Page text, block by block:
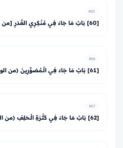
#65
[60] بَابُ مَا جَاءَ فِي مُنْكِرِي القَدَرِ [من الكفر الأكبر]
#66
[61] بَابُ مَا جَاءَ فِي الْـمُصَوِّرِينَ (من الوعيد الشَّديد)
#67
[62] بَابُ مَا جَاءَ فِي كَثْرَةِ الْـحَلِفِ (من الوعيد تعظيمًا لله)